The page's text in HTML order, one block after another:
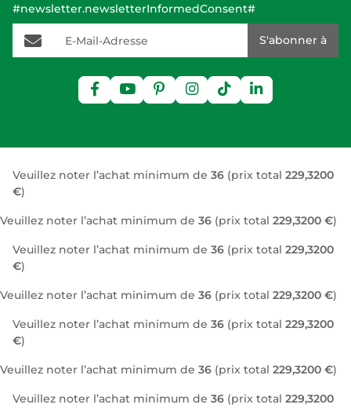
#newsletter.newsletterInformedConsent#
E-Mail-Adresse
S'abonner à
Veuillez noter l’achat minimum de 36 (prix total 229,3200
€)
Veuillez noter l’achat minimum de 36 (prix total 229,3200 €)
Veuillez noter l’achat minimum de 36 (prix total 229,3200
€)
Veuillez noter l’achat minimum de 36 (prix total 229,3200 €)
Veuillez noter l’achat minimum de 36 (prix total 229,3200
€)
Veuillez noter l’achat minimum de 36 (prix total 229,3200 €)
Veuillez noter l’achat minimum de 36 (prix total 229,3200